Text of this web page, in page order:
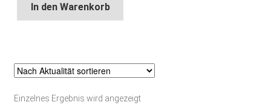
In den Warenkorb
Einzelnes Ergebnis wird angezeigt